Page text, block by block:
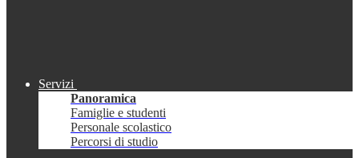
Servizi
Panoramica
Famiglie e studenti
Personale scolastico
Percorsi di studio